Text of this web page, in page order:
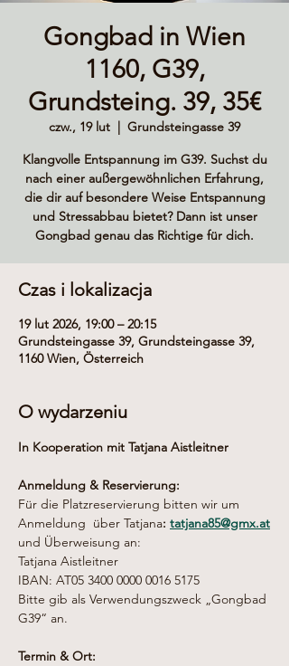
Gongbad in Wien
1160, G39,
Grundsteing. 39, 35€
czw., 19 lut
Grundsteingasse 39
Klangvolle Entspannung im G39. Suchst du
nach einer außergewöhnlichen Erfahrung,
die dir auf besondere Weise Entspannung
und Stressabbau bietet? Dann ist unser
Gongbad genau das Richtige für dich.
Czas i lokalizacja
19 lut 2026, 19:00 – 20:15
Grundsteingasse 39, Grundsteingasse 39,
1160 Wien, Österreich
O wydarzeniu
In Kooperation mit Tatjana Aistleitner
Anmeldung & Reservierung:
Für die Platzreservierung bitten wir um
Anmeldung über Tatjana: tatjana85@gmx.at
und Überweisung an:
Tatjana Aistleitner
IBAN: AT05 3400 0000 0016 5175
Bitte gib als Verwendungszweck „Gongbad
G39“ an.
Termin & Ort: